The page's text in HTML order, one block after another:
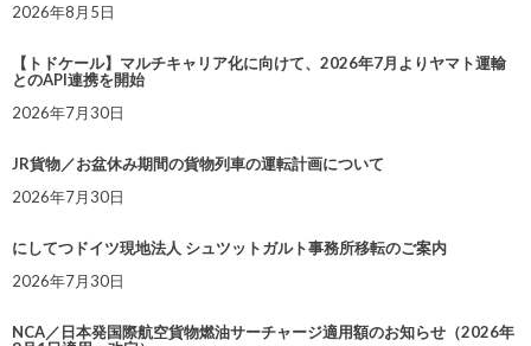
2026年8月5日
【トドケール】マルチキャリア化に向けて、2026年7月よりヤマト運輸
とのAPI連携を開始
2026年7月30日
JR貨物／お盆休み期間の貨物列車の運転計画について
2026年7月30日
にしてつドイツ現地法人 シュツットガルト事務所移転のご案内
2026年7月30日
NCA／日本発国際航空貨物燃油サーチャージ適用額のお知らせ（2026年